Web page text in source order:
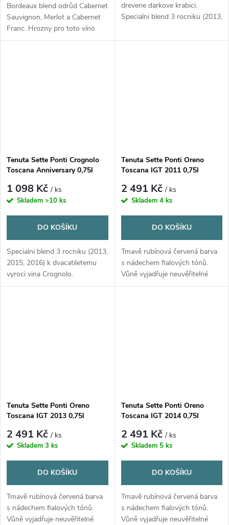
Bordeaux blend odrůd Cabernet
Sauvignon, Merlot a Cabernet
Franc. Hrozny pro toto víno
jsou sklizeny ze 3 vinohradů v
drevene darkove krabici.
Specialni blend 3 rocniku (2013,
Crognolo.
Tenuta Sette Ponti Crognolo
Toscana Anniversary 0,75l
1 098 Kč/ ks
Skladem >10 ks
DO KOŠÍKU
Specialni blend 3 rocniku (2013,
2015, 2016) k dvacatiletemu
vyroci vina Crognolo.
Limitovana edice.
Tenuta Sette Ponti Oreno
Toscana IGT 2011 0,75l
2 491 Kč/ ks
Skladem 4 ks
DO KOŠÍKU
Tmavě rubínová červená barva
s nádechem fialových tónů.
Vůně vyjadřuje neuvěřitelné
pocity plnosti a složitosti s tóny
Tenuta Sette Ponti Oreno
Toscana IGT 2013 0,75l
2 491 Kč/ ks
Skladem 3 ks
DO KOŠÍKU
Tmavě rubínová červená barva
s nádechem fialových tónů.
Vůně vyjadřuje neuvěřitelné
Tenuta Sette Ponti Oreno
Toscana IGT 2014 0,75l
2 491 Kč/ ks
Skladem 5 ks
DO KOŠÍKU
Tmavě rubínová červená barva
s nádechem fialových tónů.
Vůně vyjadřuje neuvěřitelné